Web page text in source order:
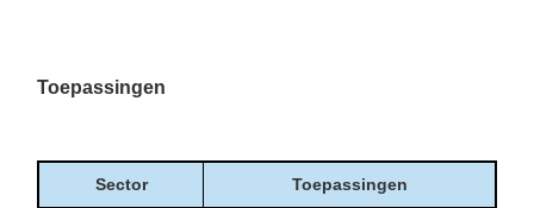
Toepassingen
Sector Toepassingen